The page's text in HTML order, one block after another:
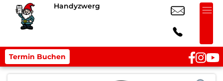
Handyzwerg
Termin Buchen